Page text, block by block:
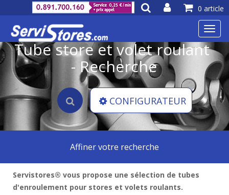
0 article
Tube store et volet roulant
- Recherche
CONFIGURATEUR
Affiner votre recherche
Servistores® vous propose une sélection de tubes
d'enroulement pour stores et volets roulants.